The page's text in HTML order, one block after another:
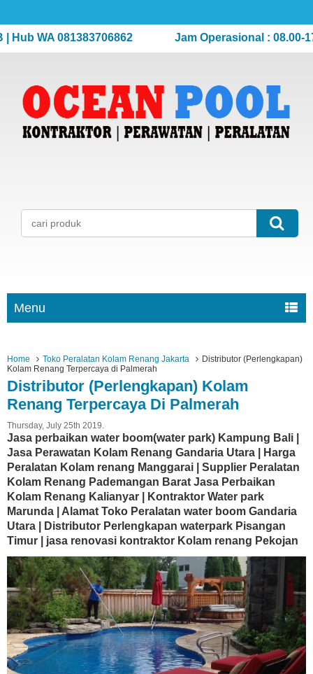
WA 081383706862 Jam Operasional : 08.00-17.00
Menu
Home Toko Peralatan Kolam Renang Jakarta
Distributor (Perlengkapan)
Kolam Renang Terpercaya di Palmerah
Distributor (Perlengkapan) Kolam
Renang Terpercaya Di Palmerah
Thursday, July 25th 2019.
Jasa perbaikan water boom(water park) Kampung Bali |
Jasa Perawatan Kolam Renang Gandaria Utara | Harga
Peralatan Kolam renang Manggarai | Supplier Peralatan
Kolam Renang Pademangan Barat Jasa Perbaikan
Kolam Renang Kalianyar | Kontraktor Water park
Marunda | Alamat Toko Peralatan water boom Gandaria
Utara | Distributor Perlengkapan waterpark Pisangan
Timur | jasa renovasi kontraktor Kolam renang Pekojan